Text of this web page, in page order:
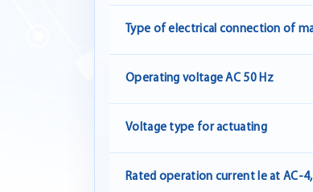
Type of electrical connection of
Operating voltage AC 50 Hz
Voltage type for actuating
Rated operation current Ie at AC-4,